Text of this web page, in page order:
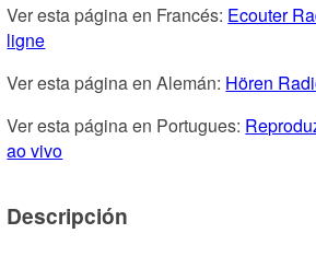
Ver esta página en Francés: Ecouter
ligne
Ver esta página en Alemán: Hören
Ver esta página en Portugues:
ao vivo
Descripción